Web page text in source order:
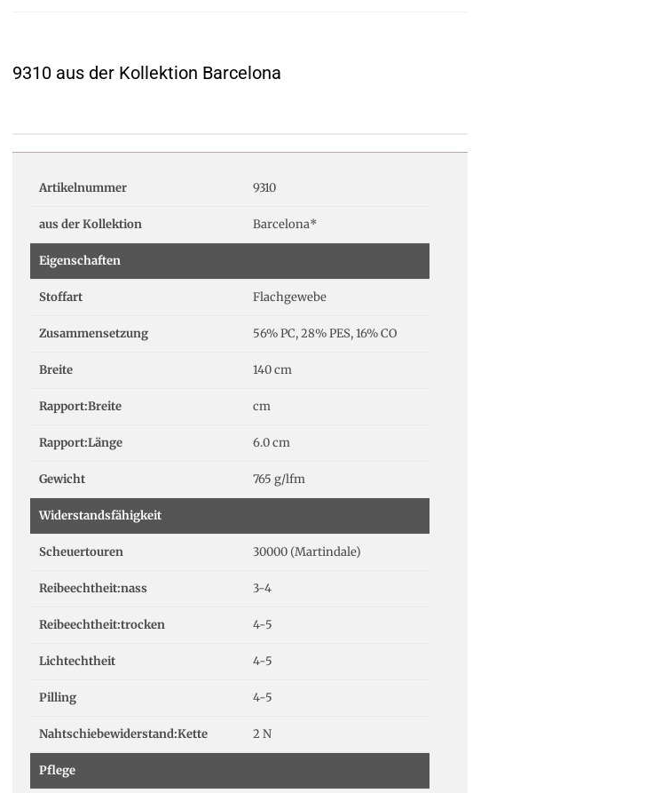
9310 aus der Kollektion Barcelona
Artikelnummer 9310
aus der Kollektion Barcelona*
Eigenschaften
Stoffart Flachgewebe
Zusammensetzung 56% PC, 28% PES, 16% CO
Breite 140 cm
Rapport:Breite cm
Rapport:Länge 6.0 cm
Gewicht 765 g/lfm
Widerstandsfähigkeit
Scheuertouren 30000 (Martindale)
Reibeechtheit:nass 3-4
Reibeechtheit:trocken 4-5
Lichtechtheit 4-5
Pilling 4-5
Nahtschiebewiderstand:Kette 2 N
Pflege